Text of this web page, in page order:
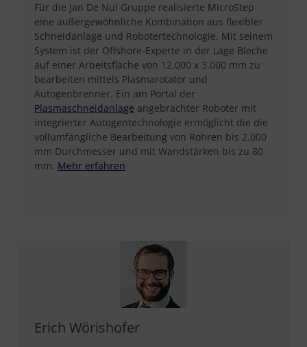
Für die Jan De Nul Gruppe realisierte MicroStep
eine außergewöhnliche Kombination aus flexibler
Schneidanlage und Robotertechnologie. Mit seinem
System ist der Offshore-Experte in der Lage Bleche
auf einer Arbeitsfläche von 12.000 x 3.000 mm zu
bearbeiten mittels Plasmarotator und
Autogenbrenner. Ein am Portal der
Plasmaschneidanlage angebrachter Roboter mit
integrierter Autogentechnologie ermöglicht die die
vollumfängliche Bearbeitung von Rohren bis 2.000
mm Durchmesser und mit Wandstärken bis zu 80
mm. Mehr erfahren
Erich Wörishofer